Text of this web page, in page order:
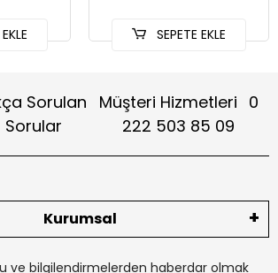
SEPETE EKLE
Sorulan
Sorular
Müşteri Hizmetleri 0
222 503 85 09
Kurumsal
ve bilgilendirmelerden haberdar olmak